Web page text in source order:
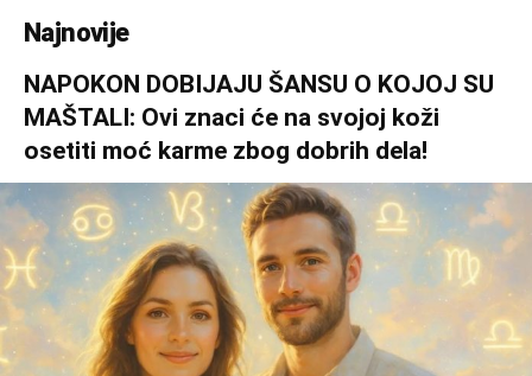
Najnovije
NAPOKON DOBIJAJU ŠANSU O KOJOJ SU
MAŠTALI: Ovi znaci će na svojoj koži
osetiti moć karme zbog dobrih dela!